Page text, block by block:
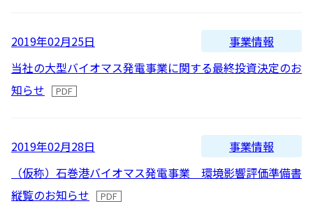
Language
Follow Us
蓄電事業
バイオマス発電
地熱発電
私たちの想い
経営メンバー
組織図
ガバナンス
TCFD提言に沿う情報開示
SDGsへの取り組み
IRニュース
財務ハイライト
IRライブラリー
古い順
2026
2025
2022
2021
2019年02月25日
事業情報
当社の大型バイオマス発電事業に関する最終投資決定のお
知らせ
2019年02月28日
事業情報
（仮称）石巻港バイオマス発電事業 環境影響評価準備書
縦覧のお知らせ